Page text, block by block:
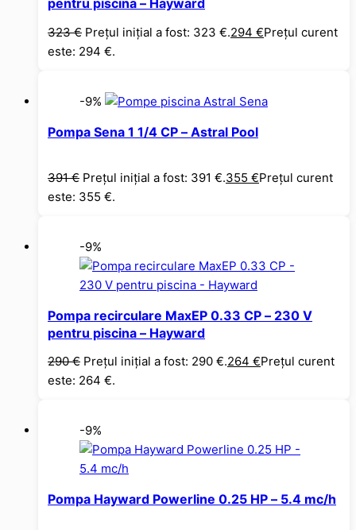
pentru piscina – Hayward
323€ Prețul inițial a fost: 323 €.294 €Prețul curent
este: 294 €.
-9%
Pompa Sena 1 1/4 CP – Astral Pool
391€ Prețul inițial a fost: 391 €.355 €Prețul curent
este: 355 €.
-9%
Pompa recirculare MaxEP 0.33 CP – 230 V
pentru piscina – Hayward
290€ Prețul inițial a fost: 290 €.264 €Prețul curent
este: 264 €.
-9%
Pompa Hayward Powerline 0.25 HP – 5.4 mc/h